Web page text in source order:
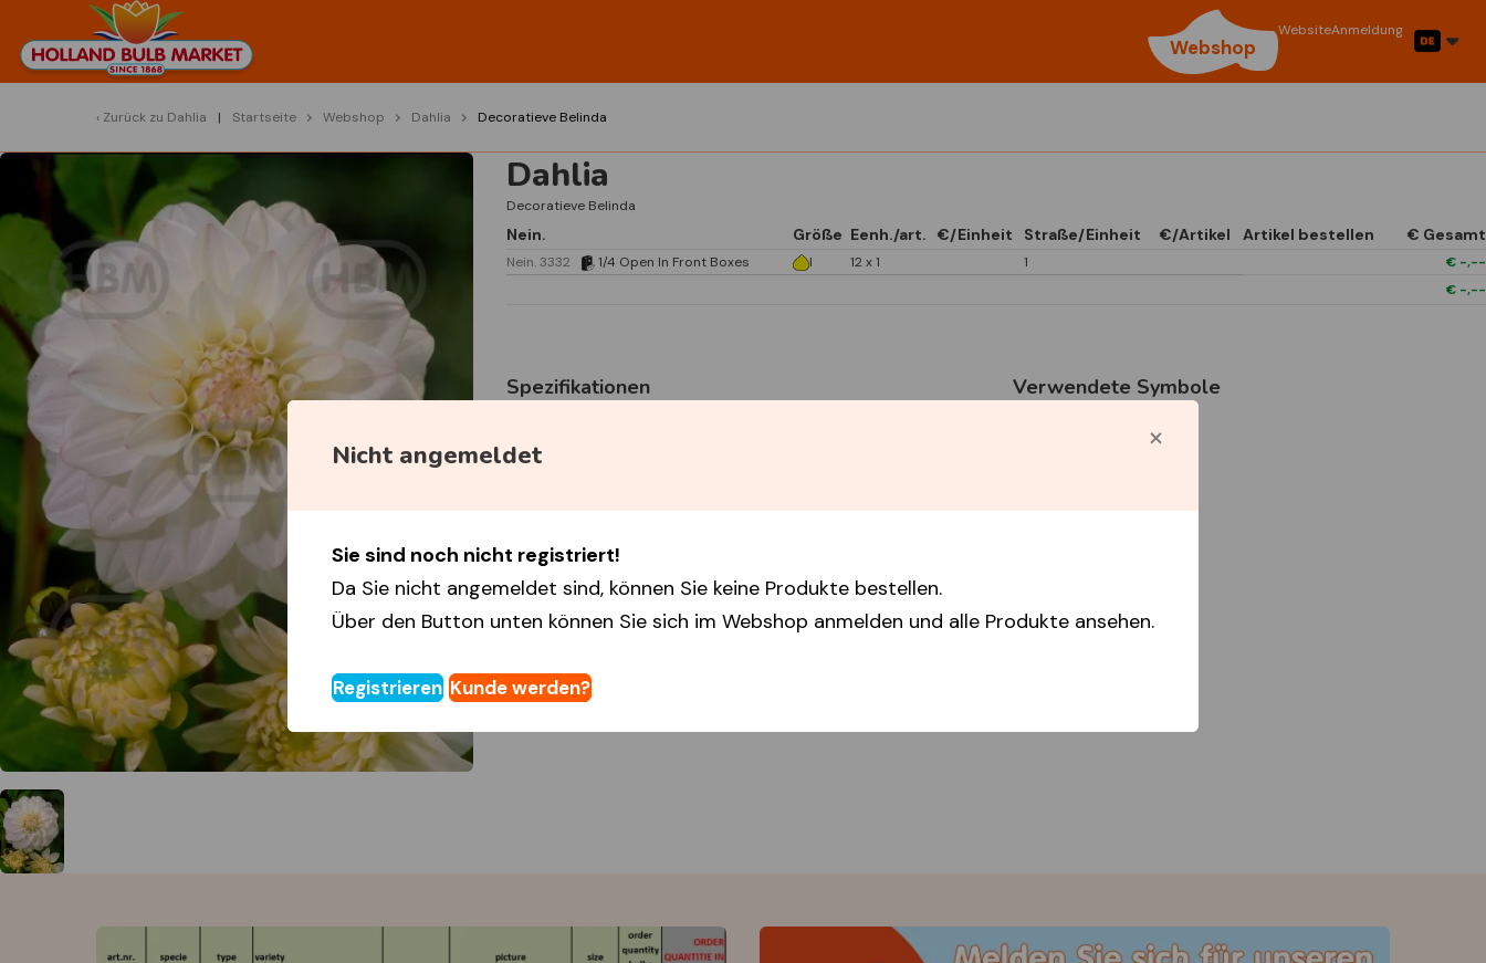
Webshop
WebsiteAnmeldung
Nicht angemeldet
Sie sind noch nicht registriert!
Da Sie nicht angemeldet sind, können Sie keine Produkte bestellen.
Über den Button unten können Sie sich im Webshop anmelden und alle Produkte ansehen.
Registrieren Kunde werden?
Zurück zu Dahlia Startseite Webshop Dahlia Decoratieve Belinda
Dahlia
Decoratieve Belinda
Nein. Größe Eenh./art. €/Einheit Straße/Einheit €/Artikel Artikel bestellen € Gesamt
Nein. 3332 1/4 Open In Front Boxes I 12 x 1 1 € -,--
€ -,--
Spezifikationen
Verwendete Symbole
1/4 Open In Front